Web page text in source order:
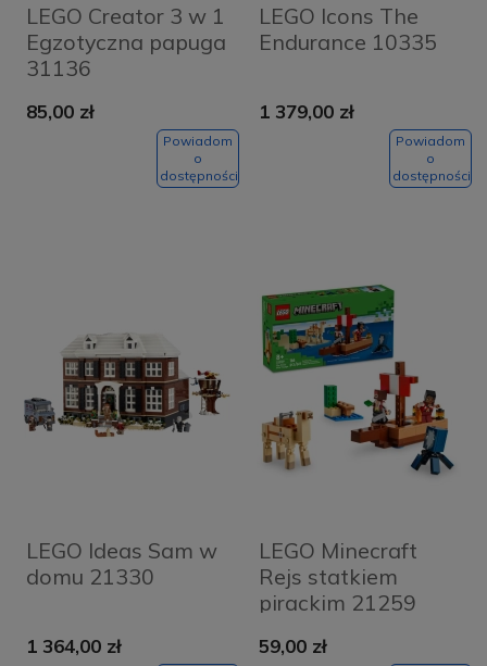
LEGO Creator 3 w 1
Egzotyczna papuga
31136
85,00 zł
Powiadom
o
dostępności
LEGO Icons The
Endurance 10335
1 379,00 zł
Powiadom
o
dostępności
LEGO Ideas Sam w
domu 21330
1 364,00 zł
LEGO Minecraft
Rejs statkiem
pirackim 21259
59,00 zł